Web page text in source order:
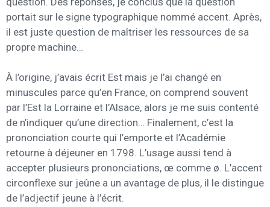
portait sur le signe typographique nommé accent. Après,
il est juste question de maîtriser les ressources de sa
propre machine…
À l’origine, j’avais écrit Est mais je l’ai changé en
minuscules parce qu’en France, on comprend souvent
par l’Est la Lorraine et l’Alsace, alors je me suis contenté
de n’indiquer qu’une direction… Finalement, c’est la
prononciation courte qui l’emporte et l’Académie
retourne à déjeuner en 1798. L’usage aussi tend à
accepter plusieurs prononciations, œ comme ø. L’accent
circonflexe sur jeûne a un avantage de plus, il le distingue
de l’adjectif jeune à l’écrit.